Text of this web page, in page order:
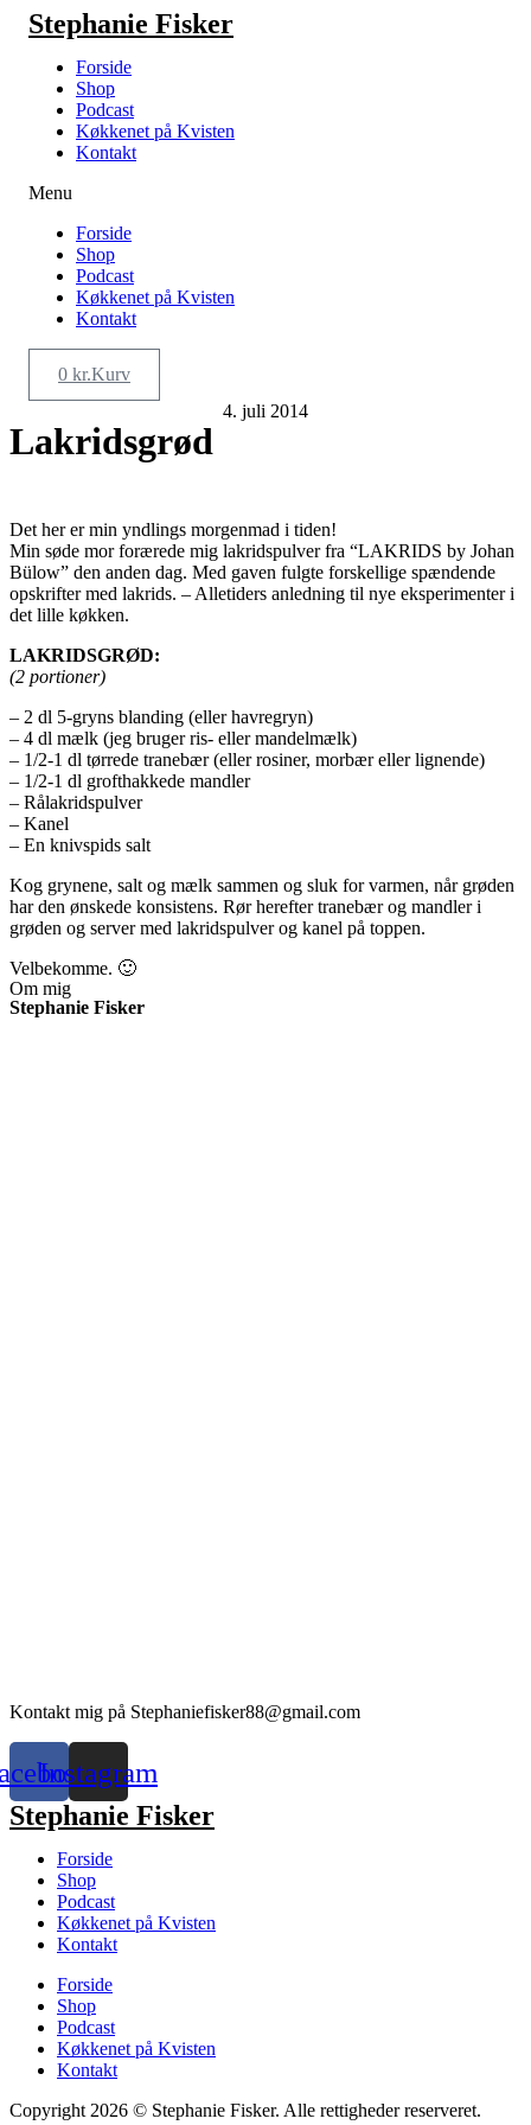
Videre
indhold
Stephanie Fisker
Forside
Shop
Podcast
Køkkenet på Kvisten
Kontakt
Menu
Forside
Shop
Podcast
Køkkenet på Kvisten
Kontakt
0 kr.Kurv
4. juli 2014
Lakridsgrød
Det her er min yndlings morgenmad i tiden!
Min søde mor forærede mig lakridspulver fra “LAKRIDS by Johan
Bülow” den anden dag. Med gaven fulgte forskellige spændende
opskrifter med lakrids. – Alletiders anledning til nye eksperimenter i
det lille køkken.
LAKRIDSGRØD:
(2 portioner)
– 2 dl 5-gryns blanding (eller havregryn)
– 4 dl mælk (jeg bruger ris- eller mandelmælk)
– 1/2-1 dl tørrede tranebær (eller rosiner, morbær eller lignende)
– 1/2-1 dl grofthakkede mandler
– Rålakridspulver
– Kanel
– En knivspids salt
Kog grynene, salt og mælk sammen og sluk for varmen, når grøden
har den ønskede konsistens. Rør herefter tranebær og mandler i
grøden og server med lakridspulver og kanel på toppen.
Velbekomme. 🙂
Om mig
Stephanie Fisker
Kontakt mig på Stephaniefisker88@gmail.com
Instagram
Stephanie Fisker
Forside
Shop
Podcast
Køkkenet på Kvisten
Kontakt
Forside
Shop
Podcast
Køkkenet på Kvisten
Kontakt
Copyright 2026 © Stephanie Fisker. Alle rettigheder reserveret.